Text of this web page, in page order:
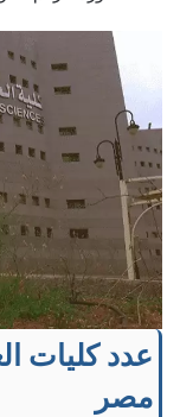
عدد كليات
مصر